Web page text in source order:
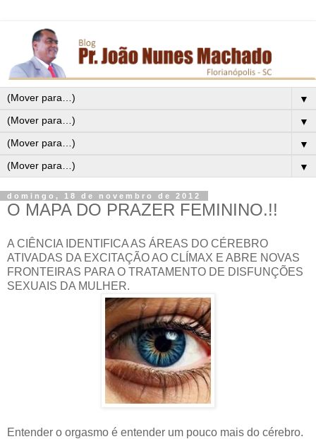
▼
▼
▼
▼
domingo, 18 de novembro de 2012
O MAPA DO PRAZER FEMININO.!!
A CIÊNCIA IDENTIFICA AS ÁREAS DO CÉREBRO
ATIVADAS DA EXCITAÇÃO AO CLÍMAX E ABRE NOVAS
FRONTEIRAS PARA O TRATAMENTO DE DISFUNÇÕES
SEXUAIS DA MULHER.
Entender o orgasmo é entender um pouco mais do cérebro.